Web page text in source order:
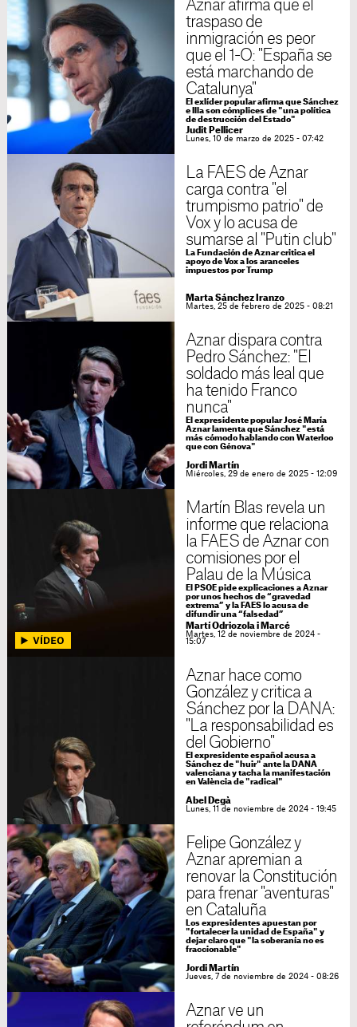
Aznar afirma que el
traspaso de
inmigración es peor
que el 1-O: "España se
está marchando de
Catalunya"
El exlíder popular afirma que Sánchez
e Illa son cómplices de "una política
de destrucción del Estado"
Judit Pellicer
Lunes, 10 de marzo de 2025 - 07:42
La FAES de Aznar
carga contra "el
trumpismo patrio" de
Vox y lo acusa de
sumarse al "Putin club"
La Fundación de Aznar critica el
apoyo de Vox a los aranceles
impuestos por Trump
Marta Sánchez Iranzo
Martes, 25 de febrero de 2025 - 08:21
Aznar dispara contra
Pedro Sánchez: "El
soldado más leal que
ha tenido Franco
nunca"
El expresidente popular José María
Aznar lamenta que Sánchez "está
más cómodo hablando con Waterloo
que con Génova"
Jordi Martín
Miércoles, 29 de enero de 2025 - 12:09
Martín Blas revela un
informe que relaciona
la FAES de Aznar con
comisiones por el
Palau de la Música
El PSOE pide explicaciones a Aznar
por unos hechos de “gravedad
extrema” y la FAES lo acusa de
difundir una “falsedad”
Martí Odriozola i Marcé
Martes, 12 de noviembre de 2024 -
15:07
Aznar hace como
González y critica a
Sánchez por la DANA:
"La responsabilidad es
del Gobierno"
El expresidente español acusa a
Sánchez de "huir" ante la DANA
valenciana y tacha la manifestación
en València de "radical"
Abel Degà
Lunes, 11 de noviembre de 2024 - 19:45
Felipe González y
Aznar apremian a
renovar la Constitución
para frenar "aventuras"
en Cataluña
Los expresidentes apuestan por
"fortalecer la unidad de España" y
dejar claro que "la soberanía no es
fraccionable"
Jordi Martín
Jueves, 7 de noviembre de 2024 - 08:26
Aznar ve un